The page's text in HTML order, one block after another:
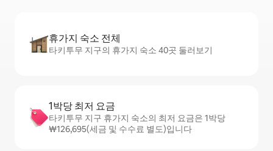
휴가지 숙소 전체
타키투무 지구의 휴가지 숙소 40곳 둘러보기
1박당 최저 요금
타키투무 지구 휴가지 숙소의 최저 요금은 1박당
₩126,695(세금 및 수수료 별도)입니다